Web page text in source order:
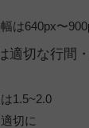
は640px〜
適切な行間
1.5~2.0
切に